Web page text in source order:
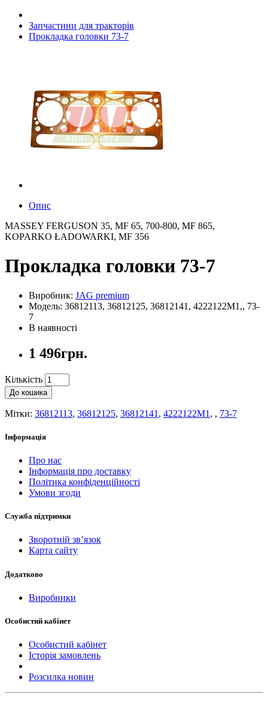
Запчастини для тракторів
Прокладка головки 73-7
Опис
MASSEY FERGUSON 35, MF 65, 700-800, MF 865,
KOPARKO ŁADOWARKI, MF 356
Прокладка головки 73-7
Виробник: JAG premium
Модель: 36812113, 36812125, 36812141, 4222122M1,, 73-
7
В наявності
1 496грн.
Кількість
До кошика
Мітки: 36812113, 36812125, 36812141 , 4222122M1 , , 73-7
Інформація
Про нас
Інформація про доставку
Політика конфіденційності
Умови згоди
Служба підтримки
Зворотній зв’язок
Карта сайту
Додатково
Виробники
Особистий кабінет
Особистий кабінет
Історія замовлень
Розсилка новин